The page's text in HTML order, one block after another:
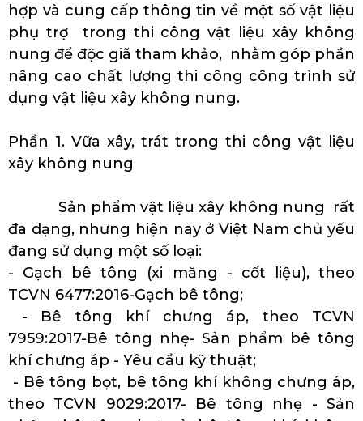
hợp và cung cấp thông tin về một số vật liệu
phụ trợ trong thi công vật liệu xây không
nung để độc giã tham khảo, nhằm góp phần
nâng cao chất lượng thi công công trình sử
dụng vật liệu xây không nung.
Phần 1. Vữa xây, trát trong thi công vật liệu
xây không nung
Sản phẩm vật liệu xây không nung rất
đa dạng, nhưng hiện nay ở Việt Nam chủ yếu
đang sử dụng một số loại:
- Gạch bê tông (xi măng - cốt liệu), theo
TCVN 6477:2016-Gạch bê tông;
- Bê tông khí chưng áp, theo TCVN
7959:2017-Bê tông nhẹ- Sản phẩm bê tông
khí chưng áp - Yêu cầu kỹ thuật;
- Bê tông bọt, bê tông khí không chưng áp,
theo TCVN 9029:2017- Bê tông nhẹ - Sản